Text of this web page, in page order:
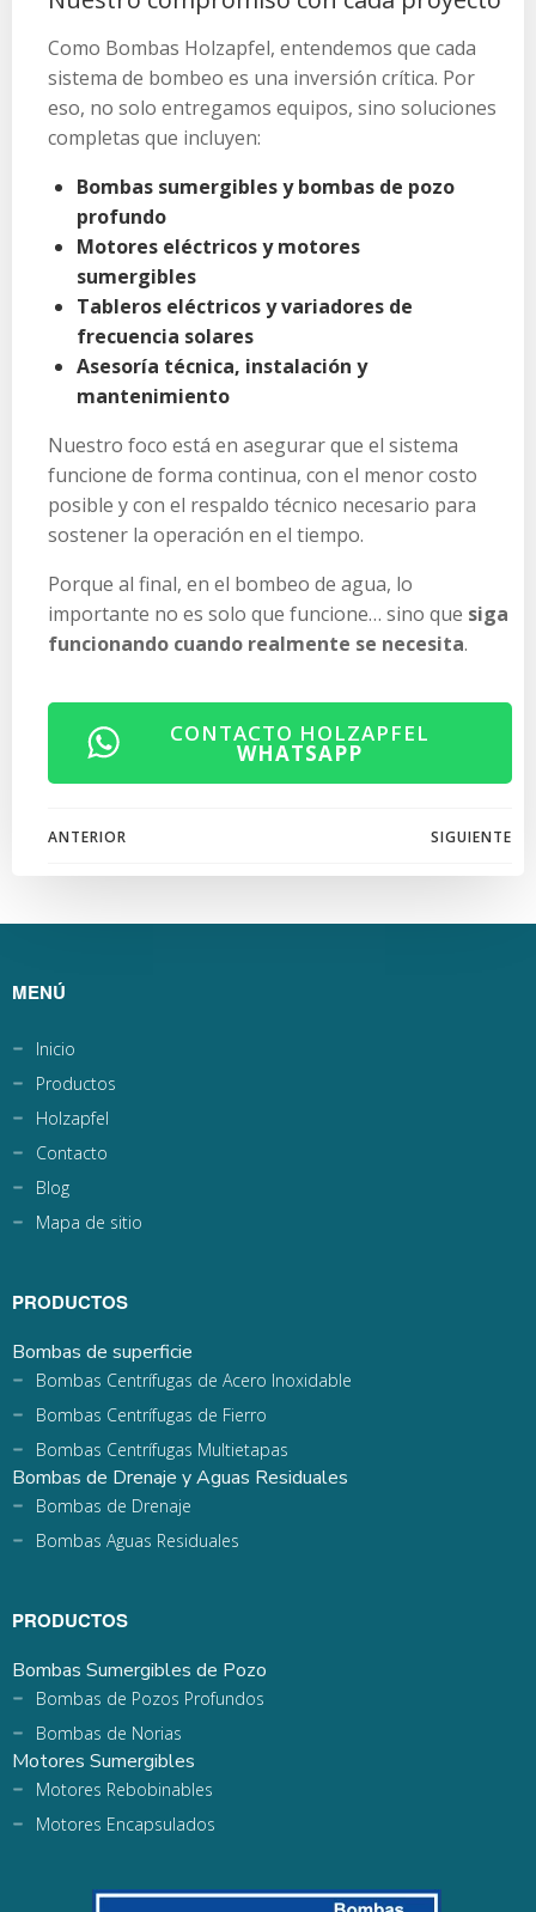
Como Bombas Holzapfel, entendemos que cada
sistema de bombeo es una inversión crítica. Por
eso, no solo entregamos equipos, sino soluciones
completas que incluyen:
Bombas sumergibles y bombas de pozo
profundo
Motores eléctricos y motores
sumergibles
Tableros eléctricos y variadores de
frecuencia solares
Asesoría técnica, instalación y
mantenimiento
Nuestro foco está en asegurar que el sistema
funcione de forma continua, con el menor costo
posible y con el respaldo técnico necesario para
sostener la operación en el tiempo.
Porque al final, en el bombeo de agua, lo
importante no es solo que funcione… sino que siga
funcionando cuando realmente se necesita.
CONTACTO HOLZAPFEL
WHATSAPP
Navegación
de
ANTERIOR
Navegación
de
SIGUIENTE
MENÚ
Inicio
Productos
Holzapfel
Contacto
Blog
Mapa de sitio
PRODUCTOS
Bombas de superficie
Bombas Centrífugas de Acero Inoxidable
Bombas Centrífugas de Fierro
Bombas Centrífugas Multietapas
Bombas de Drenaje y Aguas Residuales
Bombas de Drenaje
Bombas Aguas Residuales
PRODUCTOS
Bombas Sumergibles de Pozo
Bombas de Pozos Profundos
Bombas de Norias
Motores Sumergibles
Motores Rebobinables
Motores Encapsulados